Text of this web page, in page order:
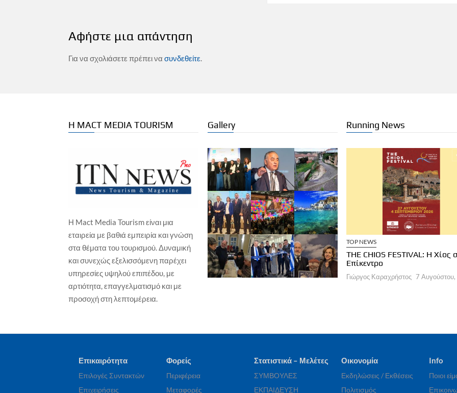
Αφήστε μια απάντηση
Για να σχολιάσετε πρέπει νασυνδεθείτε
Η MACT MEDIA TOURISM
Η Mact Media Tourism είναι μια
εταιρεία με βαθιά εμπειρία και γνώση
στα θέματα του τουρισμού. Δυναμική
και συνεχώς εξελισσόμενη παρέχει
υπηρεσίες υψηλού επιπέδου, με
αρτιότητα, επαγγελματισμό και με
προσοχή στη λεπτομέρεια.
Gallery Running News
ΕΠΙΧΕΙΡΗΣΕΙΣ ΞΕΝΟΔΟΧΕΙΑ
Wyndham Hotels & Resorts – Νέο
TRYP by Wyndham στη Χάγη, σε
ιστορικό παραθαλάσσιο
ξενοδοχείο
Γιώργος Καραχρήστος 7 Αυγούστου, 2026
ΕΠΙΧΕΙΡΗΣΕΙΣ ΞΕΝΟΔΟΧΕΙΑ
Isla Brown Corinthia: Αποδράσεις &
Γαστρονομία
Γιώργος Καραχρήστος 7 Αυγούστου, 2026
TOP NEWS
THE CHIOS FESTIVAL: Η Χίος
Επίκεντρο
Γιώργος Καραχρήστος 7
Επικαιρότητα
Επιλογές Συντακτών
Επιχειρήσεις
Φορείς
Περιφέρεια
Μεταφορές
Στατιστικά – Μελέτες
ΣΥΜΒΟΥΛΕΣ
ΕΚΠΑΙΔΕΥΣΗ
Οικονομία
Εκδηλώσεις / Εκθέσεις
Πολιτισμός
Info
Ποιοι